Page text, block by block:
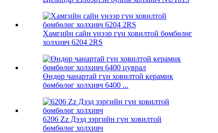
Хамгийн сайн үнээр гүн ховилтой бөмбөлөг
холхивч 6204 2RS
Өндөр чанартай гүн ховилтой керамик
бөмбөлөг холхивч 6400 ...
6206 Zz Дээд зэргийн гүн ховилтой
бөмбөлөг холхивч